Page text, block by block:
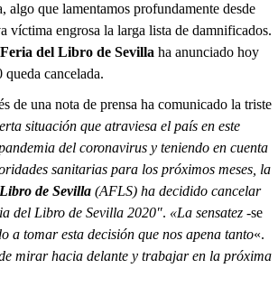
algo que lamentamos profundamente desde
víctima engrosa la larga lista de damnificados.
Feria del Libro de Sevilla ha anunciado hoy
cancelada.
de una nota de prensa ha comunicado la triste
situación que atraviesa el país en este
del coronavirus y teniendo en cuenta
sanitarias para los próximos meses, la
de Sevilla (AFLS) ha decidido cancelar
del Libro de Sevilla 2020″. «La sensatez -se
a tomar esta decisión que nos apena tanto«.
mirar hacia delante y trabajar en la próxima